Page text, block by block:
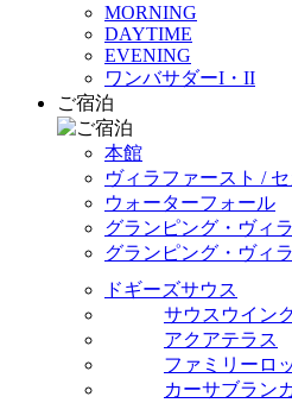
MORNING
DAYTIME
EVENING
ワンバサダーI・II
ご宿泊
本館
ヴィラファースト /
ウォーターフォール
グランピング・ヴィラ
グランピング・ヴィ
ドギーズサウス
サウスウイン
アクアテラス
ファミリーロ
カーサブラン